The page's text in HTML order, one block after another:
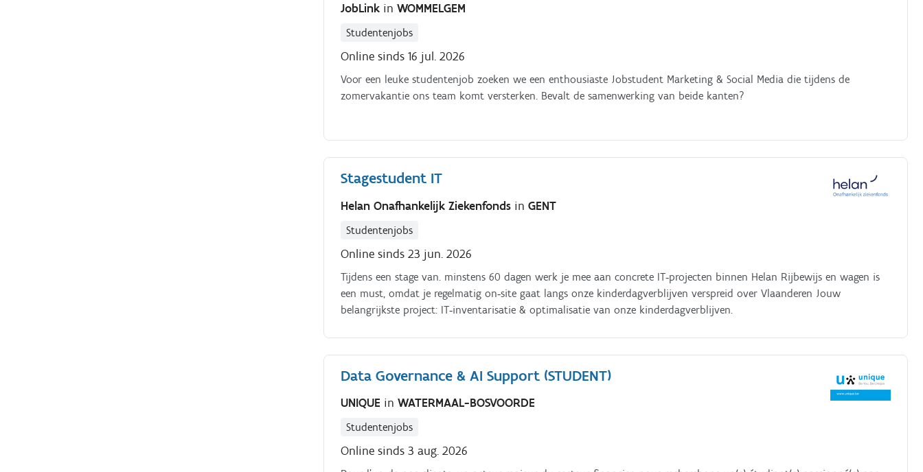
JobLink inWOMMELGEM
Studentenjobs
Online sinds 16 jul. 2026
Voor een leuke studentenjob zoeken we een enthousiaste Jobstudent Marketing & Social Media die tijdens de
zomervakantie ons team komt versterken. Bevalt de samenwerking van beide kanten?
Stagestudent IT
Helan Onafhankelijk Ziekenfonds inGENT
Studentenjobs
Online sinds 23 jun. 2026
Tijdens een stage van. minstens 60 dagen werk je mee aan concrete IT‑projecten binnen Helan Rijbewijs en wagen is
een must, omdat je regelmatig on‑site gaat langs onze kinderdagverblijven verspreid over Vlaanderen Jouw
belangrijkste project: IT‑inventarisatie & optimalisatie van onze kinderdagverblijven.
Data Governance & AI Support (STUDENT)
UNIQUE inWATERMAAL-BOSVOORDE
Studentenjobs
Online sinds 3 aug. 2026